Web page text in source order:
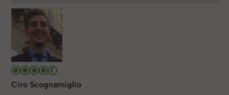
Ciro Scognamiglio